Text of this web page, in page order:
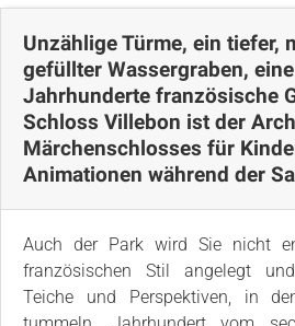
Unzählige Türme, ein tiefer,
gefüllter Wassergraben,
Jahrhunderte französische
Schloss Villebon ist der
Märchenschlosses für
Animationen während der
Auch der Park wird Sie nicht
französischen Stil angelegt
Teiche und Perspektiven, in